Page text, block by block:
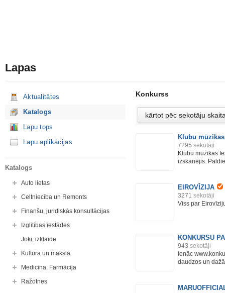
Lapas
Aktualitātes
Katalogs
Lapu tops
Lapu aplikācijas
Katalogs
Auto lietas
Celtniecība un Remonts
Finanšu, juridiskās konsultācijas
Izglītības iestādes
Joki, izklaide
Kultūra un māksla
Medicīna, Farmācija
Ražotnes
Konkurss
Klubu
7295 sekotāji
Klubu mūzikas
izskanējis.
EIROVĪZIJA
3271 sekotāji
Viss par
KONKURSU
943 sekotāji
Ienāc
daudzos un